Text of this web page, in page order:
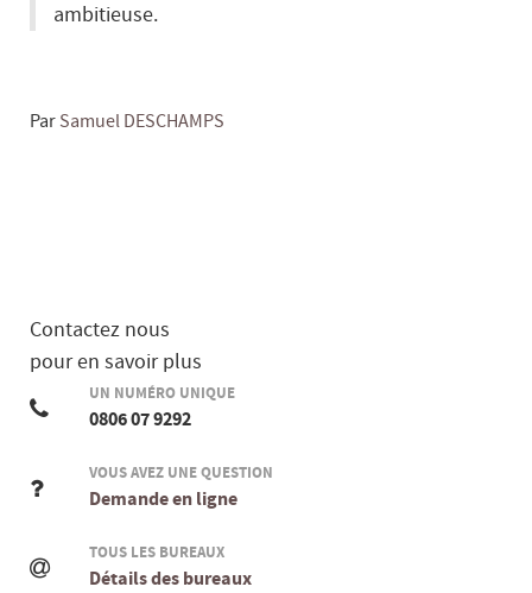
ambitieuse.
Par Samuel DESCHAMPS
Contactez nous
pour en savoir plus
UN NUMÉRO UNIQUE
0806 07 9292
VOUS AVEZ UNE QUESTION
Demande en ligne
TOUS LES BUREAUX
Détails des bureaux